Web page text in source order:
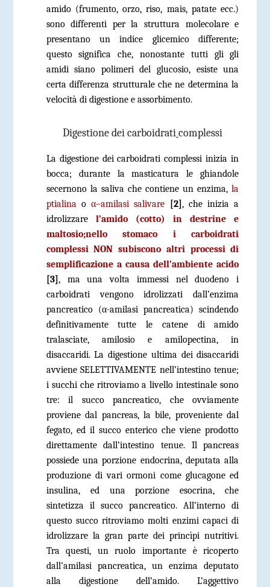
amido (frumento, orzo, riso, mais, patate ecc.)
sono differenti per la struttura molecolare e
presentano un indice glicemico differente;
questo significa che, nonostante tutti gli gli
amidi siano polimeri del glucosio, esiste una
certa differenza strutturale che ne determina la
velocità di digestione e assorbimento.
Digestione dei carboidraticomplessi
La digestione dei carboidrati complessi inizia in
bocca; durante la masticatura le ghiandole
secernono la saliva che contiene un enzima,la
ptialina oα–amilasi salivare [2], che inizia a
idrolizzare l’amido (cotto) in destrine e
maltosio;nello stomaco i carboidrati
complessi NON subiscono altri processi di
semplificazione a causa dell’ambiente acido
[3], ma una volta immessi nel duodeno i
carboidrati vengono idrolizzati dall’enzima
pancreatico (α-amilasi pancreatica) scindendo
definitivamente tutte le catene di amido
tralasciate, amilosio e amilopectina, in
disaccaridi. La digestione ultima dei disaccaridi
avviene SELETTIVAMENTE nell’intestino tenue;
i succhi che ritroviamo a livello intestinale sono
tre: il succo pancreatico, che ovviamente
proviene dal pancreas, la bile, proveniente dal
fegato, ed il succo enterico che viene prodotto
direttamente dall’intestino tenue. Il pancreas
possiede una porzione endocrina, deputata alla
produzione di vari ormoni come glucagone ed
insulina, ed una porzione esocrina, che
sintetizza il succo pancreatico. All’interno di
questo succo ritroviamo molti enzimi capaci di
idrolizzare la gran parte dei princìpi nutritivi.
Tra questi, un ruolo importante è ricoperto
dall’amilasi pancreatica, un enzima deputato
alla digestione dell’amido. L’aggettivo